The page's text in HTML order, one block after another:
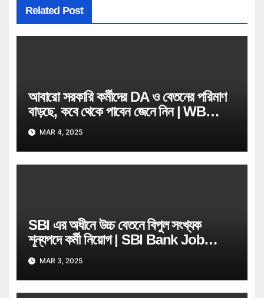
Related Post
আবারো সরকারি কর্মীদের DA ও বেতনের পরিমাণ
বাড়ছে, কবে থেকে পাবেন জেনে নিন | WB
Govt Job Employee
MAR 4, 2025
SBI এর অধীনে উচ্চ বেতনে বিপুল সংখ্যক
শূন্যপদে কর্মী নিয়োগ | SBI Bank Job
Recruitment
MAR 3, 2025